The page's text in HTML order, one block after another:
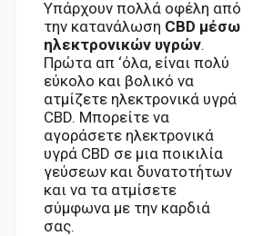
Υπάρχουν πολλά οφέλη από
την κατανάλωση CBD μέσω
ηλεκτρονικών υγρών.
Πρώτα απ ‘όλα, είναι πολύ
εύκολο και βολικό να
ατμίζετε ηλεκτρονικά υγρά
CBD. Μπορείτε να
αγοράσετε ηλεκτρονικά
υγρά CBD σε μια ποικιλία
γεύσεων και δυνατοτήτων
και να τα ατμίσετε
σύμφωνα με την καρδιά
σας.